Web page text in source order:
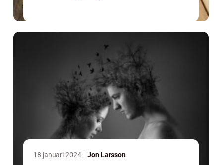
18 januari 2024 Jon Larsson